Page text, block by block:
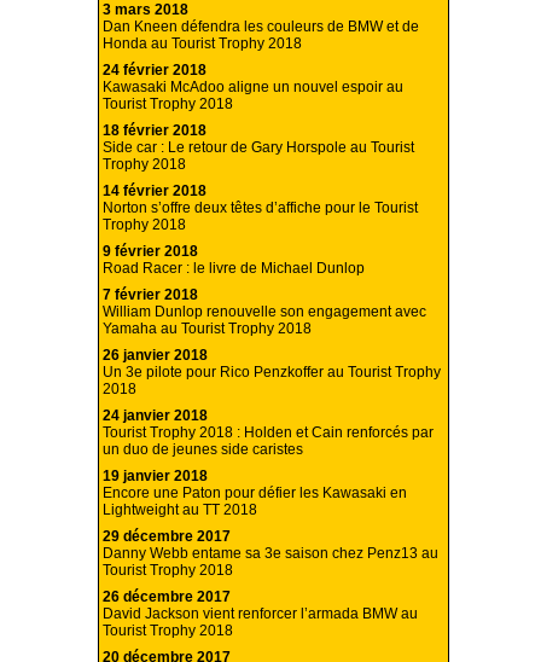
3 mars 2018
Dan Kneen défendra les couleurs de BMW et de
Honda au Tourist Trophy 2018
24 février 2018
Kawasaki McAdoo aligne un nouvel espoir au
Tourist Trophy 2018
18 février 2018
Side car : Le retour de Gary Horspole au Tourist
Trophy 2018
14 février 2018
Norton s’offre deux têtes d’affiche pour le Tourist
Trophy 2018
9 février 2018
Road Racer : le livre de Michael Dunlop
7 février 2018
William Dunlop renouvelle son engagement avec
Yamaha au Tourist Trophy 2018
26 janvier 2018
Un 3e pilote pour Rico Penzkoffer au Tourist Trophy
2018
24 janvier 2018
Tourist Trophy 2018 : Holden et Cain renforcés par
un duo de jeunes side caristes
19 janvier 2018
Encore une Paton pour défier les Kawasaki en
Lightweight au TT 2018
29 décembre 2017
Danny Webb entame sa 3e saison chez Penz13 au
Tourist Trophy 2018
26 décembre 2017
David Jackson vient renforcer l’armada BMW au
Tourist Trophy 2018
20 décembre 2017